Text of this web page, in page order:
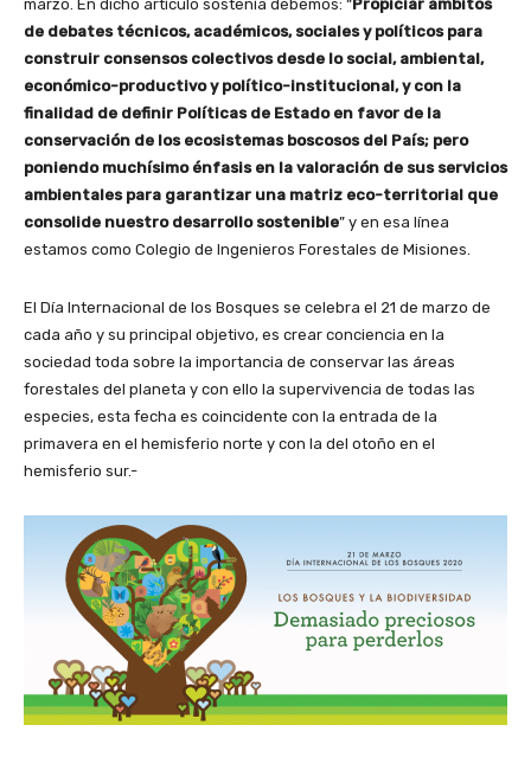
marzo. En dicho artículo sostenía debemos: “Propiciar ámbitos
de debates técnicos, académicos, sociales y políticos para
construir consensos colectivos desde lo social, ambiental,
económico-productivo y político-institucional, y con la
finalidad de definir Políticas de Estado en favor de la
conservación de los ecosistemas boscosos del País; pero
poniendo muchísimo énfasis en la valoración de sus servicios
ambientales para garantizar una matriz eco-territorial que
consolide nuestro desarrollo sostenible” y en esa línea
estamos como Colegio de Ingenieros Forestales de Misiones.
El Día Internacional de los Bosques se celebra el 21 de marzo de
cada año y su principal objetivo, es crear conciencia en la
sociedad toda sobre la importancia de conservar las áreas
forestales del planeta y con ello la supervivencia de todas las
especies, esta fecha es coincidente con la entrada de la
primavera en el hemisferio norte y con la del otoño en el
hemisferio sur.-